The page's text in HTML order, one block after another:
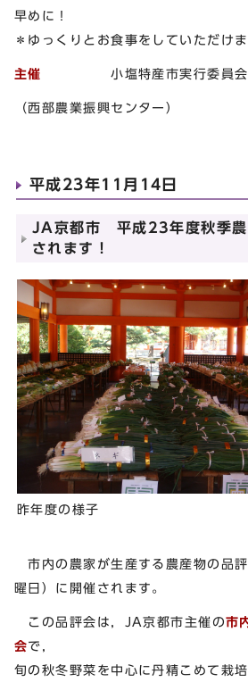
早めに！
＊ゆっくりとお食事をしていただけま
主催 小塩特産市実行委員会
（西部農業振興センター）
平成23年11月14日
JA京都市 平成23年度秋季農
されます！
昨年度の様子
市内の農家が生産する農産物の品
曜日）に開催されます。
この品評会は，JA京都市主催の市
会で，
旬の秋冬野菜を中心に丹精こめて栽